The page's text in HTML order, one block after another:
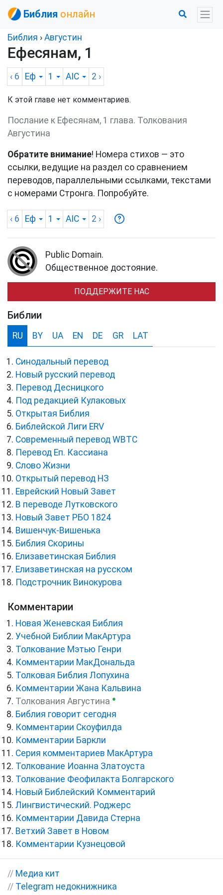
Библия онлайн
Библия › Августин
Ефесянам, 1
‹ 6 Еф 1 AIC 2 ›
К этой главе нет комментариев.
Послание к Ефесянам, 1 глава. Толкования
Августина
Обратите внимание! Номера стихов — это
ссылки, ведущие на раздел со сравнением
переводов, параллельными ссылками, текстами
с номерами Стронга. Попробуйте.
‹ 6 Еф 1 AIC 2 ›
Public Domain.
Общественное достояние.
ПОДДЕРЖИТЕ НАС
Библии
RU BY UA EN DE GR LAT
Синодальный перевод
Новый русский перевод
Перевод Десницкого
Под редакцией Кулаковых
Открытая Библия
Библейской Лиги ERV
Cовременный перевод WBTC
Перевод Еп. Кассиана
Слово Жизни
Открытый перевод НЗ
Еврейский Новый Завет
В переводе Лутковского
Новый Завет РБО 1824
Вишенчук-Вишенька
Библия Скорины
Елизаветинская Библия
Елизаветинская на русском
Подстрочник Винокурова
Комментарии
Новая Женевская Библия
Учебной Библии МакАртура
Толкование Мэтью Генри
Комментарии МакДональда
Толковая Библия Лопухина
Комментарии Жана Кальвина
Толкования Августина ●
Библия говорит сегодня
Комментарии Скоуфилда
Комментарии Баркли
Серия комментариев МакАртура
Толкование Иоанна Златоуста
Толкование Феофилакта Болгарского
Новый Библейский Комментарий
Лингвистический. Роджерс
Комментарии Давида Стерна
Ветхий Завет в Новом
Комментарии Кузнецовой
// Медиа кит
// Telegram недокнижника